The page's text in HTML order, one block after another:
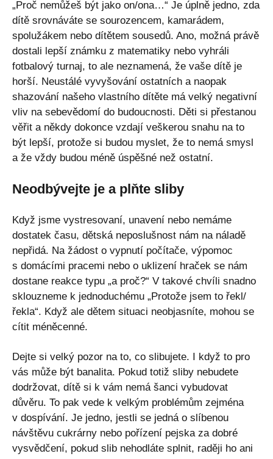
„Proč nemůžeš být jako on/ona…“ Je úplně jedno, zda
dítě srovnáváte se sourozencem, kamarádem,
spolužákem nebo dítětem sousedů. Ano, možná právě
dostali lepší známku z matematiky nebo vyhráli
fotbalový turnaj, to ale neznamená, že vaše dítě je
horší. Neustálé vyvyšování ostatních a naopak
shazování našeho vlastního dítěte má velký negativní
vliv na sebevědomí do budoucnosti. Děti si přestanou
věřit a někdy dokonce vzdají veškerou snahu na to
být lepší, protože si budou myslet, že to nemá smysl
a že vždy budou méně úspěšné než ostatní.
Neodbývejte je a plňte sliby
Když jsme vystresovaní, unavení nebo nemáme
dostatek času, dětská neposlušnost nám na náladě
nepřidá. Na žádost o vypnutí počítače, výpomoc
s domácími pracemi nebo o uklizení hraček se nám
dostane reakce typu „a proč?“ V takové chvíli snadno
sklouzneme k jednoduchému „Protože jsem to řekl/
řekla“. Když ale dětem situaci neobjasníte, mohou se
cítit méněcenné.
Dejte si velký pozor na to, co slibujete. I když to pro
vás může být banalita. Pokud totiž sliby nebudete
dodržovat, dítě si k vám nemá šanci vybudovat
důvěru. To pak vede k velkým problémům zejména
v dospívání. Je jedno, jestli se jedná o slíbenou
návštěvu cukrárny nebo pořízení pejska za dobré
vysvědčení, pokud slib nehodláte splnit, raději ho ani